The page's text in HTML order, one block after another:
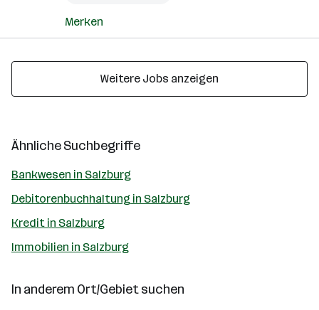
Merken
Weitere Jobs anzeigen
Ähnliche Suchbegriffe
Bankwesen in Salzburg
Debitorenbuchhaltung in Salzburg
Kredit in Salzburg
Immobilien in Salzburg
In anderem Ort/Gebiet suchen